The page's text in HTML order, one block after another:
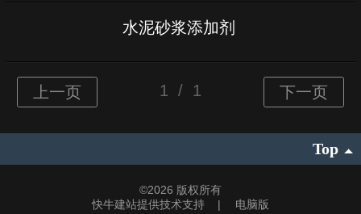
水泥砂浆添加剂
Top
©2026 版权所有
快牛建站提供技术支持
| 电脑版